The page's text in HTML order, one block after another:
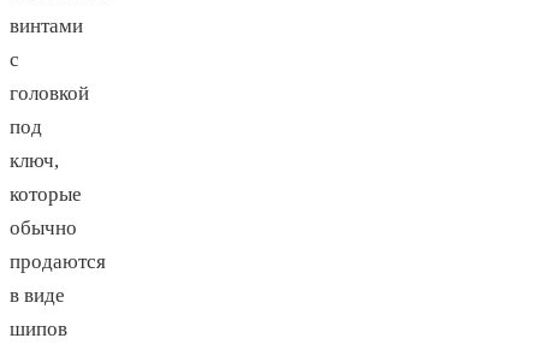
винтами
с
головкой
под
ключ,
которые
обычно
продаются
в виде
шипов